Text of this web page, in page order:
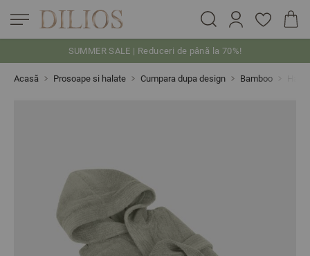
SUMMER SALE | Reduceri de până la 70%!
Acasă Prosoape si halate Cumpara dupa design Bamboo